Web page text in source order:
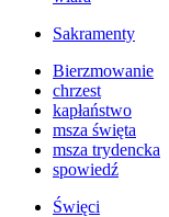
Sakramenty
Bierzmowanie
chrzest
kapłaństwo
msza święta
msza trydencka
spowiedź
Święci